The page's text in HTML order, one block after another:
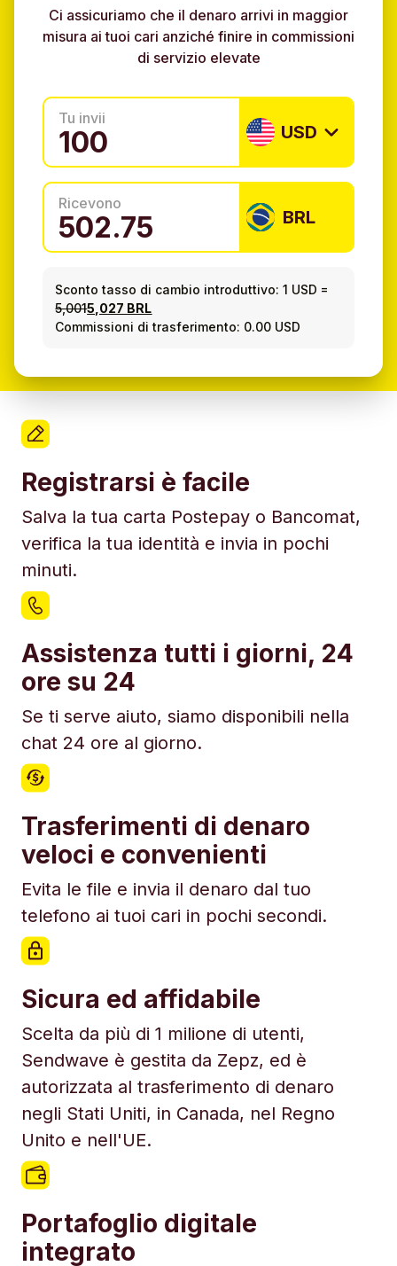
Ci assicuriamo che il denaro arrivi in maggior
misura ai tuoi cari anziché finire in commissioni
di servizio elevate
Tu invii
USD
Ricevono
BRL
Sconto tasso di cambio introduttivo: 1 USD =
5,0015,027 BRL
Commissioni di trasferimento: 0.00 USD
Registrarsi è facile
Salva la tua carta Postepay o Bancomat,
verifica la tua identità e invia in pochi
minuti.
Assistenza tutti i giorni, 24
ore su 24
Se ti serve aiuto, siamo disponibili nella
chat 24 ore al giorno.
Trasferimenti di denaro
veloci e convenienti
Evita le file e invia il denaro dal tuo
telefono ai tuoi cari in pochi secondi.
Sicura ed affidabile
Scelta da più di 1 milione di utenti,
Sendwave è gestita da Zepz, ed è
autorizzata al trasferimento di denaro
negli Stati Uniti, in Canada, nel Regno
Unito e nell'UE.
Portafoglio digitale
integrato